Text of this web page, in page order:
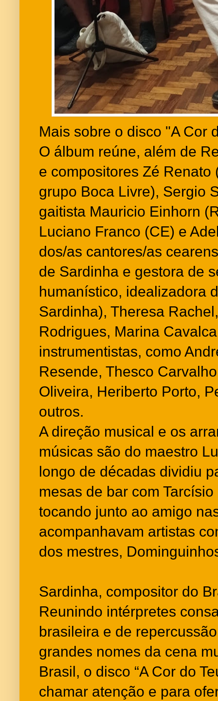
Mais sobre o disco "A Cor
O álbum reúne, além de
e compositores Zé Renato
grupo Boca Livre), Sergio
gaitista Mauricio Einhorn
Luciano Franco (CE) e
dos/as cantores/as
de Sardinha e gestora de
humanístico, idealizadora
Sardinha), Theresa
Rodrigues, Marina
instrumentistas, como
Resende, Thesco
Oliveira, Heriberto Porto,
outros.
A direção musical e os
músicas são do maestro
longo de décadas dividiu
mesas de bar com
tocando junto ao amigo
acompanhavam artistas
dos mestres,
Sardinha, compositor do
Reunindo intérpretes
brasileira e de
grandes nomes da cena
Brasil, o disco “A Cor do
chamar atenção e para